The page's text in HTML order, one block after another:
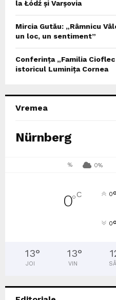
la Łódź și Varșovia
Mircia Gutău: „Râmnicu
un loc, un sentiment”
Conferința „Familia
istoricul Luminița Cornea
Vremea
Nürnberg
% 0%
0°C 0°
0°
13°
JOI
13°
VIN